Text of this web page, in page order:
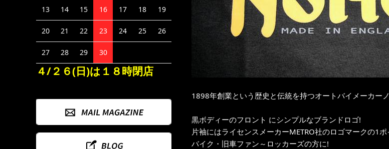
13 14 15 16 17 18 19
20 21 22 23 24 25 26
27 28 29 30
４/２６(日)は１８時閉店
1898年創業という歴史と伝統を持つオートバイメーカー
黒ボディーのフロント にシンプルなブランドロゴ!
片袖にはライセンスメーカーMETRO社のロゴマークの1ポ
バイク・旧車ファン～ロッカーズの方に!